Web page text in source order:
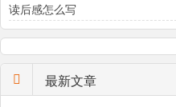
读后感怎么写
最新文章